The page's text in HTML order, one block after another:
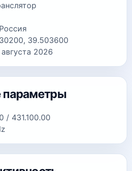
39.503600
2026
параметры
/ 431.100.00